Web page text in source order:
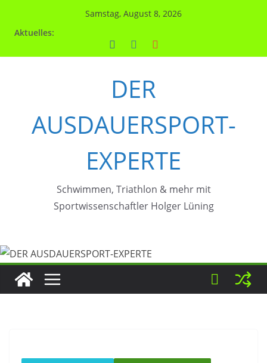
Samstag, August 8, 2026
Aktuelles:
DER
AUSDAUERSPORT-
EXPERTE
Schwimmen, Triathlon & mehr mit
Sportwissenschaftler Holger Lüning